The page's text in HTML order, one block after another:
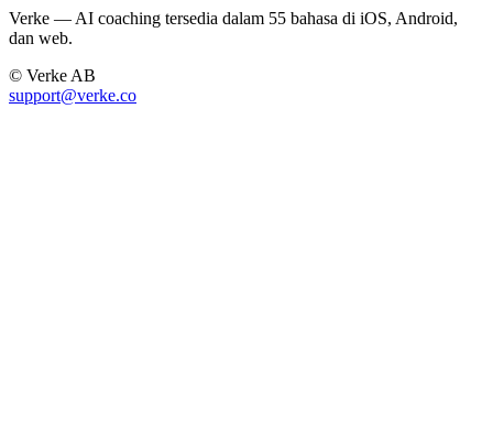
Verke — AI coaching tersedia dalam 55 bahasa di iOS, Android,
dan web.
© Verke AB
support@verke.co